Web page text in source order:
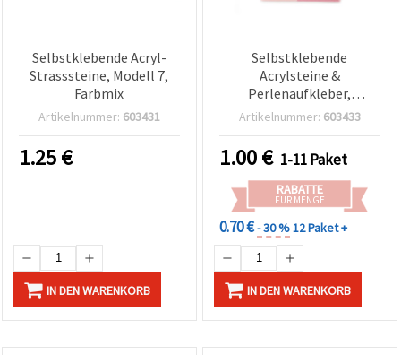
Selbstklebende Acryl-
Strasssteine, Modell 7,
Farbmix
Artikelnummer: 603431
1.25€
IN DEN WARENKORB
Selbstklebende
Acrylsteine &
Perlenaufkleber,
Halbkugelform, Blau –
Artikelnummer: 603433
1.00€ 1-11 Paket
RABATTE
FÜR MENGE
0.70 €- 30 %12 Paket +
IN DEN WARENKORB